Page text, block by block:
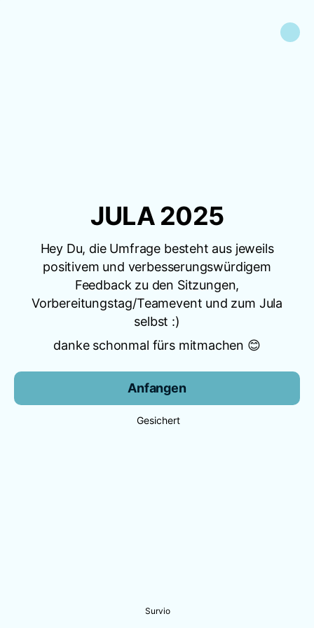
JULA 2025
Hey Du, die Umfrage besteht aus jeweils
positivem und verbesserungswürdigem
Feedback zu den Sitzungen,
Vorbereitungstag/Teamevent und zum Jula
selbst :)
danke schonmal fürs mitmachen 😊
Anfangen
Gesichert
Survio